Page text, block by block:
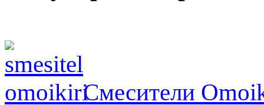
Смесители